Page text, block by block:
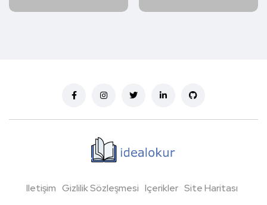
Iletişim Gizlilik Sözleşmesi Içerikler Site Haritası